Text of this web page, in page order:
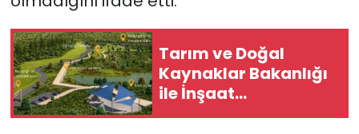
Tarım ve Doğal
Kaynaklar Bakanlığı
ile İnşaat
Mühendisleri Odası